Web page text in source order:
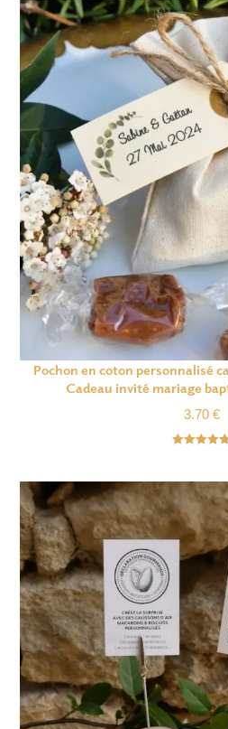
Pochon en coton personnalisé
Cadeau invité mariage
3.70 €